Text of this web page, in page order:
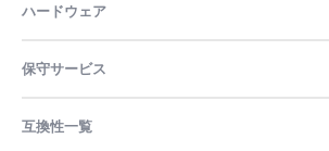
ハードウェア
保守サービス
互換性一覧